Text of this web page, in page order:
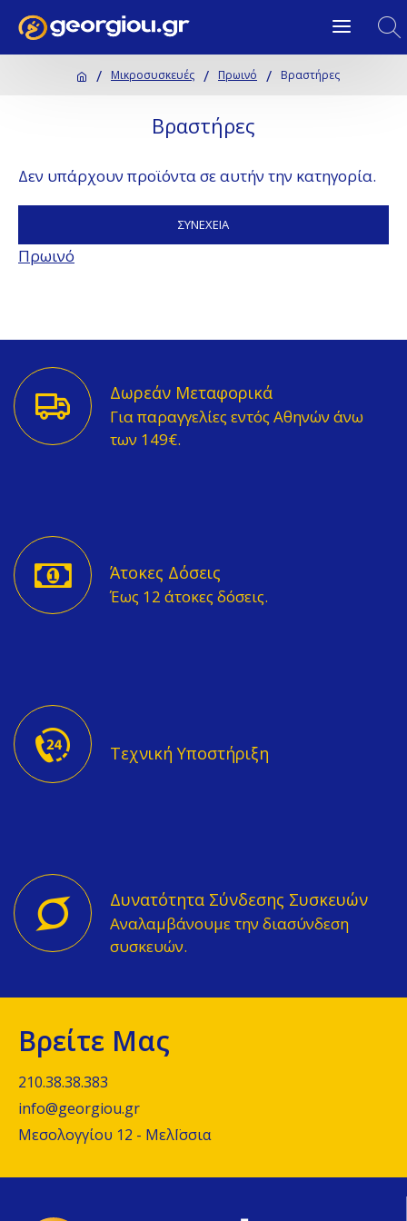
Μικροσυσκευές Πρωινό Βραστήρες
Βραστήρες
Δεν υπάρχουν προϊόντα σε αυτήν την κατηγορία.
ΣΥΝΈΧΕΙΑ
Πρωινό
Δωρεάν Μεταφορικά
Για παραγγελίες εντός Αθηνών άνω
των 149€.
Άτοκες Δόσεις
Έως 12 άτοκες δόσεις.
Τεχνική Υποστήριξη
Δυνατότητα Σύνδεσης Συσκευών
Αναλαμβάνουμε την διασύνδεση
συσκευών.
Βρείτε Μας
210.38.38.383
info@georgiou.gr
Μεσολογγίου 12 - ΜελΪσσια